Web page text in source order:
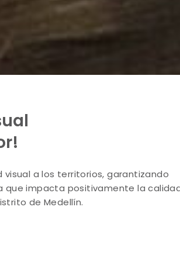
a los territorios, garantizando
que impacta positivamente la
de Medellín.